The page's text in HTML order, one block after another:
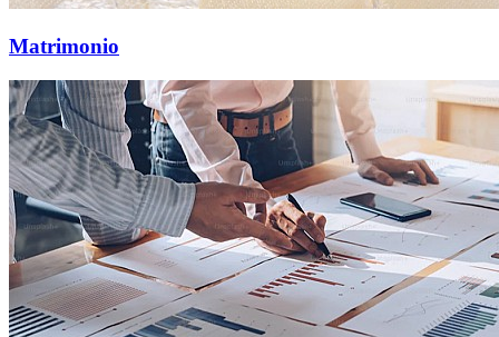
Matrimonio